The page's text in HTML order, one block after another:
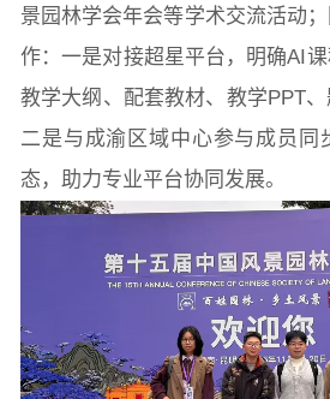
景园林学会年会等学术交流活动
作：一是对接超星平台，明确AI
教学大纲、配套教材、教学PPT、
二是与成渝区域中心参与成员同
态，助力专业平台协同发展。